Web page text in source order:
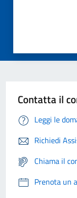
Contatta il
Leggi le
Richiedi
Chiama il
Prenota un